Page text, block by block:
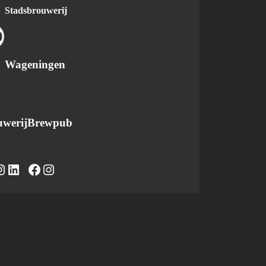
Stadsbrouwerij
Wageningen
LinkedIn
Brewpub
https://www.facebook.com/caferadvanwageningen/ Instagram